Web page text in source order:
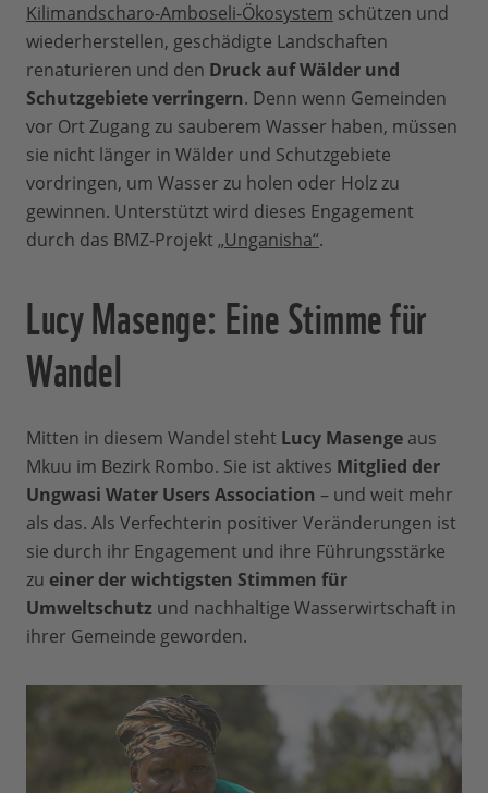
Kilimandscharo-Amboseli-Ökosystem schützen und
wiederherstellen, geschädigte Landschaften
renaturieren und den Druck auf Wälder und
Schutzgebiete verringern. Denn wenn Gemeinden
vor Ort Zugang zu sauberem Wasser haben, müssen
sie nicht länger in Wälder und Schutzgebiete
vordringen, um Wasser zu holen oder Holz zu
gewinnen. Unterstützt wird dieses Engagement
durch das BMZ-Projekt „Unganisha“.
Lucy Masenge: Eine Stimme für
Wandel
Mitten in diesem Wandel steht Lucy Masenge aus
Mkuu im Bezirk Rombo. Sie ist aktives Mitglied der
Ungwasi Water Users Association – und weit mehr
als das. Als Verfechterin positiver Veränderungen ist
sie durch ihr Engagement und ihre Führungsstärke
zu einer der wichtigsten Stimmen für
Umweltschutz und nachhaltige Wasserwirtschaft in
ihrer Gemeinde geworden.